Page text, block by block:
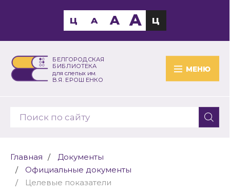
БЕЛГОРОДСКАЯ
БИБЛИОТЕКА
для слепых им.
В.Я. ЕРОШЕНКО
МЕНЮ
Ц A A A Ц
Главная
Документы
Официальные документы
Целевые показатели